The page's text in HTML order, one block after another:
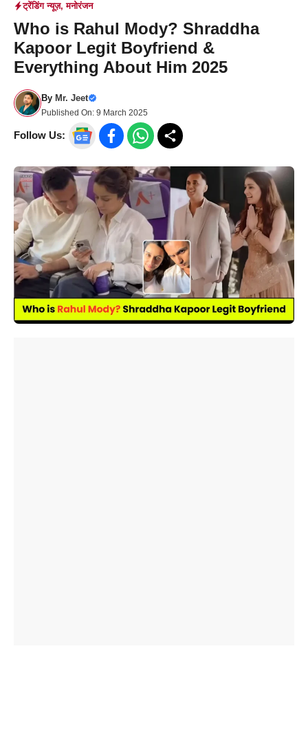
ट्रेंडिंग न्यूज़,मनोरंजन
Who is Rahul Mody? Shraddha
Kapoor Legit Boyfriend &
Everything About Him 2025
By Mr. Jeet
Published On: 9 March 2025
Follow Us: